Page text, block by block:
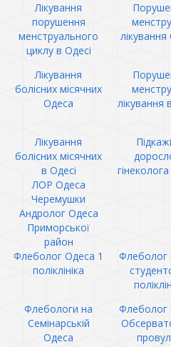
Лікування
порушення
менструального
циклу в Одесі
Лікування
болісних місячних
Одеса
лікування
Лікування
болісних місячних
в Одесі
ЛОР Одеса
Черемушки
Андролог Одеса
Приморської
район
Флеболог Одеса 1
поліклініка
Флеболог
Флебологи на
Семінарській
Одеса
Флеболог